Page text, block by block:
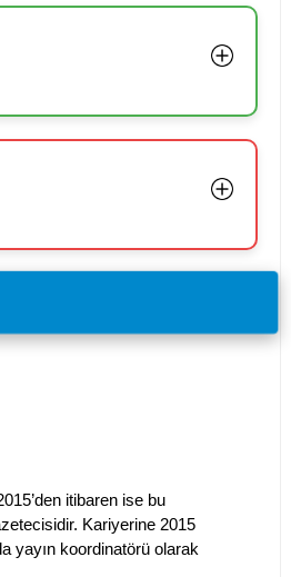
itibaren ise bu
Kariyerine 2015
yayın koordinatörü olarak